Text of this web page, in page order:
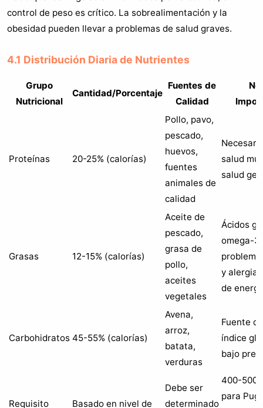
control de peso es crítico. La sobrealimentación y la
obesidad pueden llevar a problemas de salud graves.
4.1 Distribución Diaria de Nutrientes
Grupo
Nutricional
Cantidad/Porcentaje
Fuentes de
Calidad
Proteínas 20-25% (calorías)
Pollo, pavo,
pescado,
huevos,
fuentes
animales de
calidad
salud
salud
Grasas 12-15% (calorías)
Aceite de
pescado,
grasa de
pollo,
aceites
vegetales
Ácidos
omega-3
y
de
Carbohidratos 45-55% (calorías)
Avena,
arroz,
batata,
verduras
Fuente
índice
bajo
Requisito Basado en nivel de
Debe ser
determinado
400-500
para Pug